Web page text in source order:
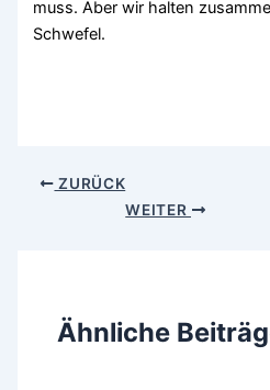
muss. Aber wir halten
Schwefel.
ZURÜCK
WEITER
Ähnliche